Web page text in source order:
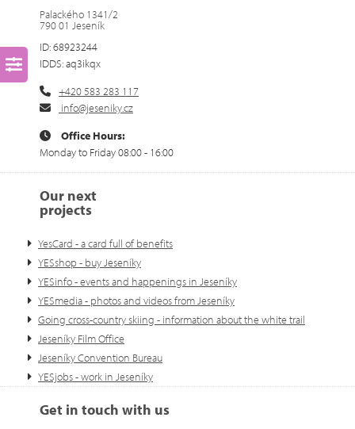
Palackého 1341/2
790 01 Jeseník
ID: 68923244
IDDS: aq3ikqx
+420 583 283 117
info@jeseniky.cz
Office Hours:
Monday to Friday 08:00 - 16:00
Our next
projects
YesCard - a card full of benefits
YESshop - buy Jeseníky
YESinfo - events and happenings in Jeseníky
YESmedia - photos and videos from Jeseníky
Going cross-country skiing - information about the white trail
Jeseníky Film Office
Jeseníky Convention Bureau
YESjobs - work in Jeseníky
Get in touch with us